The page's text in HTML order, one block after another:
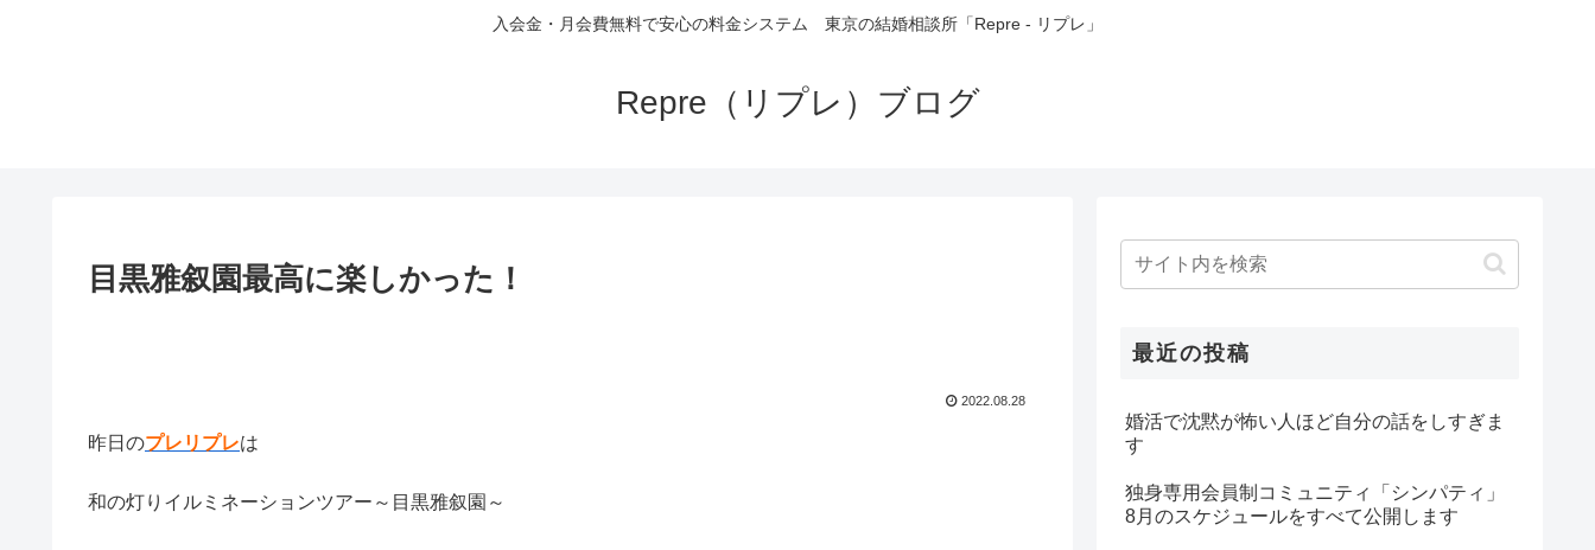
入会金・月会費無料で安心の料金システム 東京の結婚相談所「Repre - リプレ」
Repre（リプレ）ブログ
目黒雅叙園最高に楽しかった！
2022.08.28
昨日のプレリプレは
和の灯りイルミネーションツアー～目黒雅叙園～
最近の投稿
婚活で沈黙が怖い人ほど自分の話をしすぎま
す
独身専用会員制コミュニティ「シンパティ」
8月のスケジュールをすべて公開します